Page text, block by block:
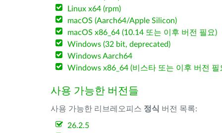
Linux x64 (rpm)
macOS (Aarch64/Apple Silicon)
macOS x86_64 (10.14 또는 이후 버전 필요)
Windows (32 bit, deprecated)
Windows Aarch64
Windows x86_64 (비스타 또는 이후 버전 필
사용 가능한 버전들
사용 가능한 리브레오피스 정식 버전 목록:
26.2.5